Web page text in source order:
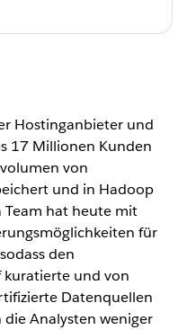
Hostinganbieter und
17 Millionen Kunden
von
und in Hadoop
Team hat heute mit
für
den
kuratierte und von
Datenquellen
Analysten weniger